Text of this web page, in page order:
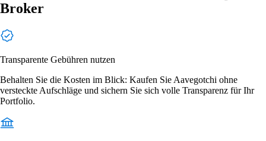
Broker
Transparente Gebühren nutzen
Behalten Sie die Kosten im Blick: Kaufen Sie Aavegotchi ohne
versteckte Aufschläge und sichern Sie sich volle Transparenz für Ihr
Portfolio.